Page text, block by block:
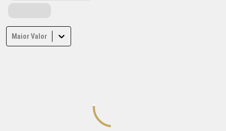
Maior Valor